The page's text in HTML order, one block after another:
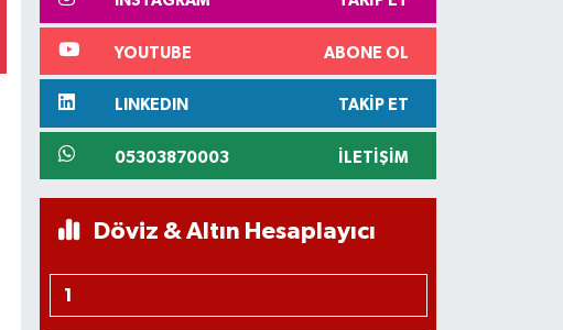
YOUTUBE ABONE OL
LINKEDIN TAKIP ET
05303870003 İLETIŞIM
Döviz & Altın Hesaplayıcı